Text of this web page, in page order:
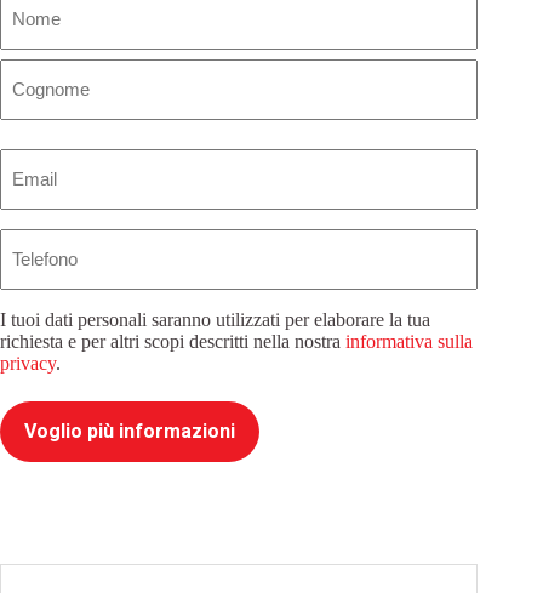
I tuoi dati personali saranno utilizzati per elaborare la tua
richiesta e per altri scopi descritti nella nostra informativa sulla
privacy.
Voglio più informazioni